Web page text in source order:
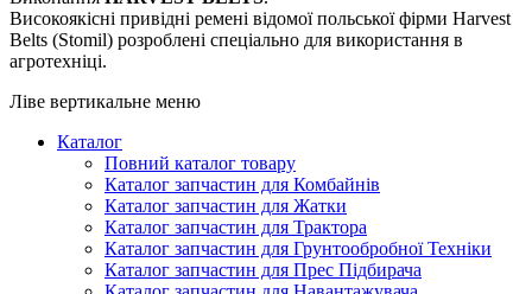
Високоякісні привідні ремені відомої польської фірми Harvest
Belts (Stomil) розроблені спеціально для використання в
агротехніці.
Ліве вертикальне меню
Каталог
Повний каталог товару
Каталог запчастин для Комбайнів
Каталог запчастин для Жатки
Каталог запчастин для Трактора
Каталог запчастин для Грунтообробної Техніки
Каталог запчастин для Прес Підбирача